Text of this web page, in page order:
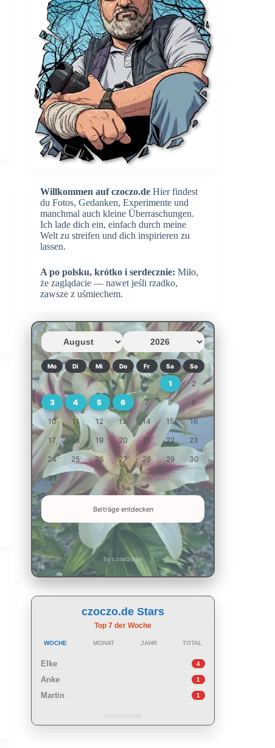
Willkommen auf czoczo.de Hier findest
du Fotos, Gedanken, Experimente und
manchmal auch kleine Überraschungen.
Ich lade dich ein, einfach durch meine
Welt zu streifen und dich inspirieren zu
lassen.
A po polsku, krótko i serdecznie: Miło,
że zaglądacie — nawet jeśli rzadko,
zawsze z uśmiechem.
Mo Di Mi Do Fr Sa So
1 2
3 4 5 6 7 8 9
10 11 12 13 14 15 16
17 18 19 20 21 22 23
24 25 26 27 28 29 30
31
Beiträge entdecken
by czoczo.de
czoczo.de Stars
Top 7 der Woche
WOCHE MONAT JAHR TOTAL
Elke 4
Anke 1
Martin 1
by czoczo.de